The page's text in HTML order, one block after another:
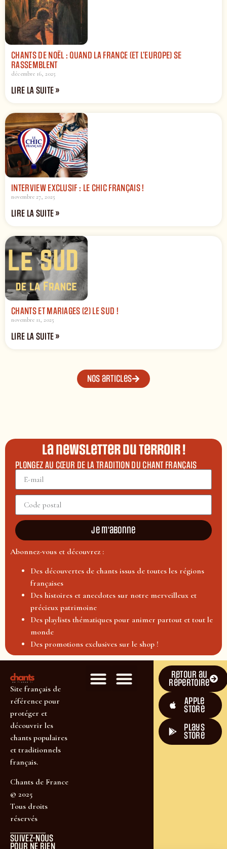
CHANTS DE NOËL : QUAND LA FRANCE (ET L’EUROPE) SE
RASSEMBLENT
décembre 16, 2025
LIRE LA SUITE »
INTERVIEW EXCLUSIF : LE CHIC FRANÇAIS !
novembre 27, 2025
LIRE LA SUITE »
CHANTS ET MARIAGES (2) LE SUD !
novembre 11, 2025
LIRE LA SUITE »
Nos articles
La newsletter du terroir !
PLONGEZ AU CŒUR DE LA TRADITION DU CHANT FRANÇAIS
Je m'abonne
Abonnez-vous et découvrez :
Des découvertes de chants issus de toutes les régions
françaises
Des histoires et anecdotes sur notre merveilleux et
précieux patrimoine
Des playlists thématiques pour animer partout et tout le
monde
Des promotions exclusives sur le shop !
Site français de
référence pour
protéger et
découvrir les
chants populaires
et traditionnels
français.
Chants de France
© 2025
Tous droits
réservés
SUIVEZ-NOUS
POUR NE RIEN
Retour au
répertoire
Apple
Store
plays
store